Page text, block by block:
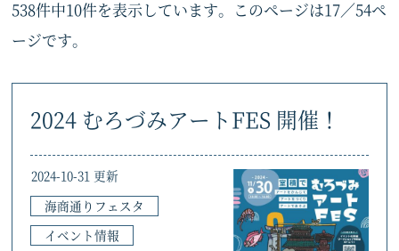
538件中10件を表示しています。このページは17／54ペ
ージです。
2024 むろづみアートFES 開催！
2024-10-31 更新
海商通りフェスタ
イベント情報